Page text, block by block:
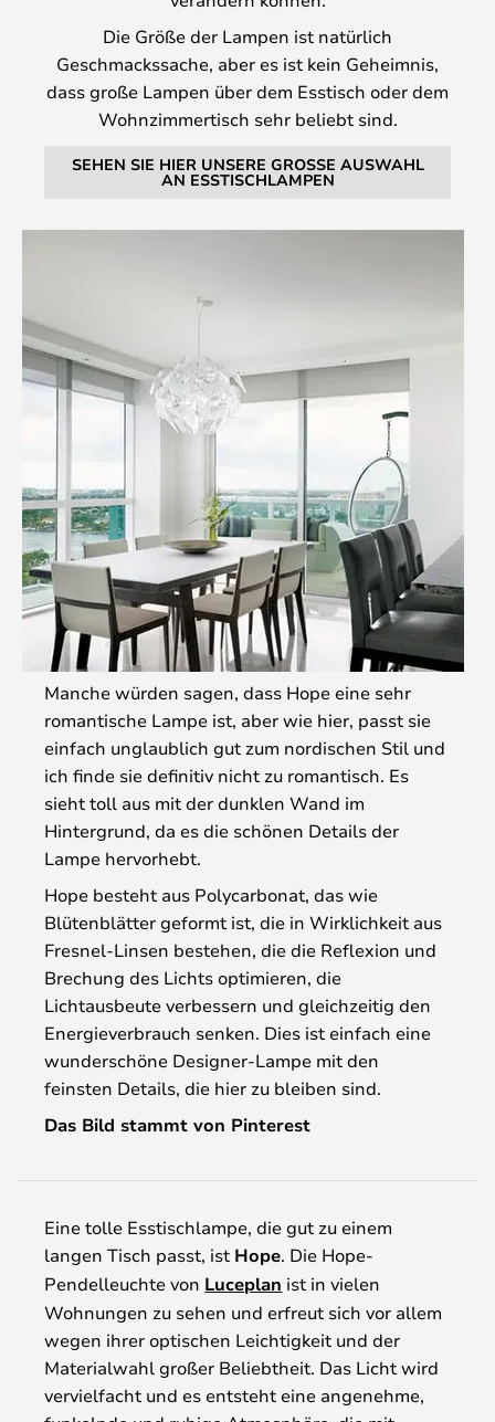
Die Größe der Lampen ist natürlich
Geschmackssache, aber es ist kein Geheimnis,
dass große Lampen über dem Esstisch oder dem
Wohnzimmertisch sehr beliebt sind.
SEHEN SIE HIER UNSERE GROSSE AUSWAHL
AN ESSTISCHLAMPEN
Manche würden sagen, dass Hope eine sehr
romantische Lampe ist, aber wie hier, passt sie
einfach unglaublich gut zum nordischen Stil und
ich finde sie definitiv nicht zu romantisch. Es
sieht toll aus mit der dunklen Wand im
Hintergrund, da es die schönen Details der
Lampe hervorhebt.
Hope besteht aus Polycarbonat, das wie
Blütenblätter geformt ist, die in Wirklichkeit aus
Fresnel-Linsen bestehen, die die Reflexion und
Brechung des Lichts optimieren, die
Lichtausbeute verbessern und gleichzeitig den
Energieverbrauch senken. Dies ist einfach eine
wunderschöne Designer-Lampe mit den
feinsten Details, die hier zu bleiben sind.
Das Bild stammt von Pinterest
Eine tolle Esstischlampe, die gut zu einem
langen Tisch passt, ist Hope. Die Hope-
Pendelleuchte von Luceplan ist in vielen
Wohnungen zu sehen und erfreut sich vor allem
wegen ihrer optischen Leichtigkeit und der
Materialwahl großer Beliebtheit. Das Licht wird
vervielfacht und es entsteht eine angenehme,